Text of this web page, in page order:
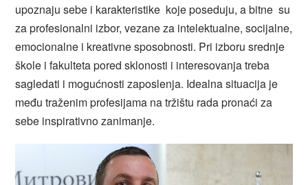
upoznaju sebe i karakteristike koje poseduju, a bitne su
za profesionalni izbor, vezane za intelektualne, socijalne,
emocionalne i kreativne sposobnosti. Pri izboru srednje
škole i fakulteta pored sklonosti i interesovanja treba
sagledati i mogućnosti zaposlenja. Idealna situacija je
među traženim profesijama na tržištu rada pronaći za
sebe inspirativno zanimanje.